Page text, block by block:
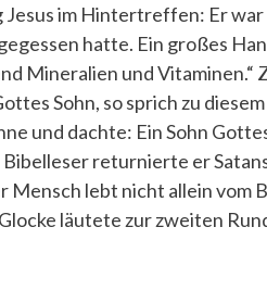
im Hintertreffen: Er
hatte. Ein großes
Mineralien und Vitaminen.“
Sohn, so sprich zu
und dachte: Ein Sohn
returnierte er
lebt nicht allein vom
läutete zur zweiten